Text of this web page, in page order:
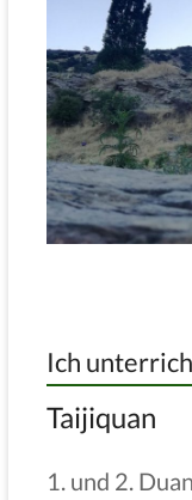
Ich
Taijiquan
1. und 2.